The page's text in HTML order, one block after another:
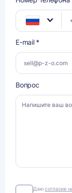
E-mail *
Вопрос
Даю
Даюсогласие